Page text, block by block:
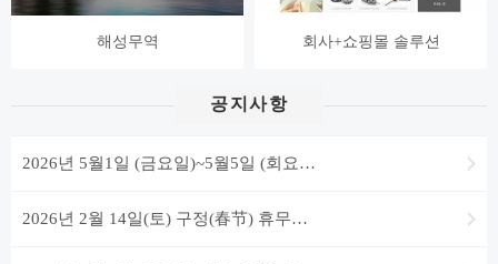
해성무역 회사+쇼핑몰 솔루션
공지사항
2026년 5월1일 (금요일)~5월5일 (회요…
2026년 2월 14일(토) 구정(春节) 휴무…